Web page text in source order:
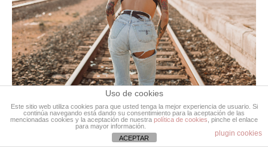
Uso de cookies
Este sitio web utiliza cookies para que usted tenga la mejor experiencia de usuario. Si
continúa navegando está dando su consentimiento para la aceptación de las
mencionadas cookies y la aceptación de nuestra política de cookies , pinche el enlace
para mayor información.
plugin cookies
ACEPTAR